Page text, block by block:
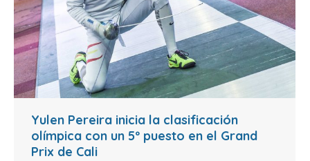
Yulen Pereira inicia la clasificación
olímpica con un 5º puesto en el Grand
Prix de Cali